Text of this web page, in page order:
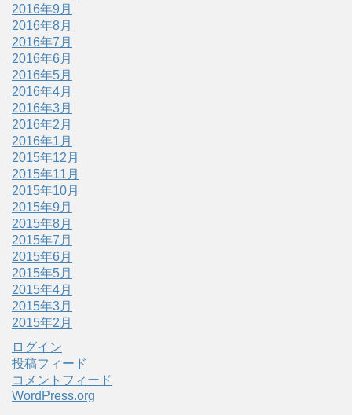
2016年9月
2016年8月
2016年7月
2016年6月
2016年5月
2016年4月
2016年3月
2016年2月
2016年1月
2015年12月
2015年11月
2015年10月
2015年9月
2015年8月
2015年7月
2015年6月
2015年5月
2015年4月
2015年3月
2015年2月
ログイン
投稿フィード
コメントフィード
WordPress.org